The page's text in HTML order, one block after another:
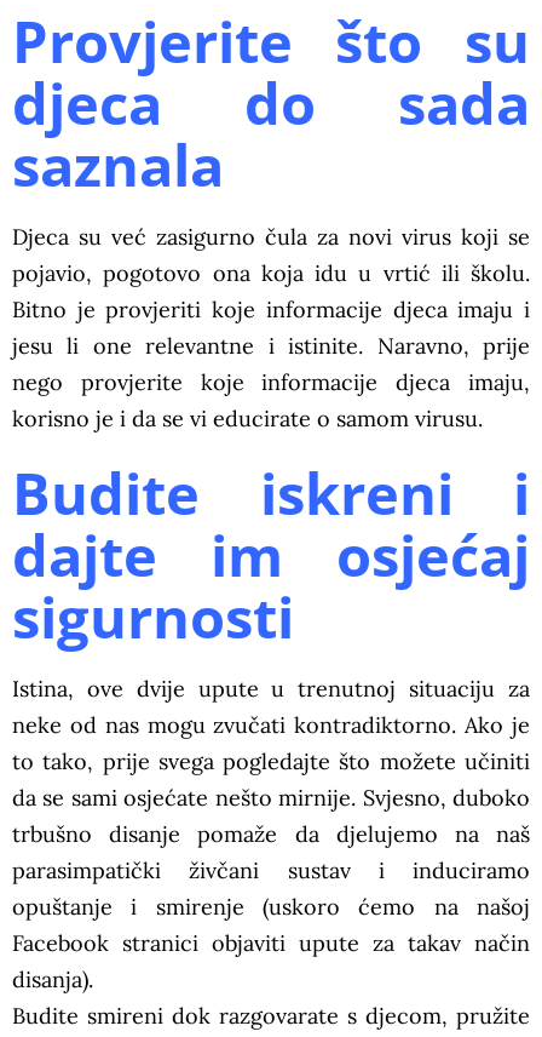
Provjerite što su
djeca do sada
saznala
Djeca su već zasigurno čula za novi virus koji se
pojavio, pogotovo ona koja idu u vrtić ili školu.
Bitno je provjeriti koje informacije djeca imaju i
jesu li one relevantne i istinite. Naravno, prije
nego provjerite koje informacije djeca imaju,
korisno je i da se vi educirate o samom virusu.
Budite iskreni i
dajte im osjećaj
sigurnosti
Istina, ove dvije upute u trenutnoj situaciju za
neke od nas mogu zvučati kontradiktorno. Ako je
to tako, prije svega pogledajte što možete učiniti
da se sami osjećate nešto mirnije. Svjesno, duboko
trbušno disanje pomaže da djelujemo na naš
parasimpatički živčani sustav i induciramo
opuštanje i smirenje (uskoro ćemo na našoj
Facebook stranici objaviti upute za takav način
disanja).
Budite smireni dok razgovarate s djecom, pružite